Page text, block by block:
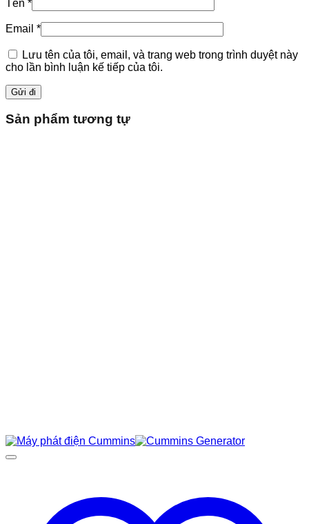
Tên *
Email *
Lưu tên của tôi, email, và trang web trong trình duyệt này
cho lần bình luận kế tiếp của tôi.
Sản phẩm tương tự